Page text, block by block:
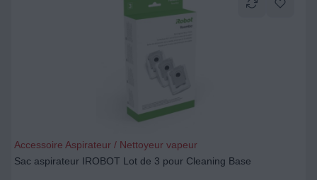
Accessoire Aspirateur / Nettoyeur vapeur
Sac aspirateur IROBOT Lot de 3 pour Cleaning Base